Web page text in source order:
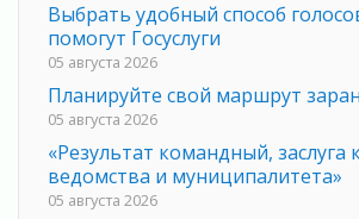
Выбрать удобный способ
помогут Госуслуги
05 августа 2026
Планируйте свой маршрут
05 августа 2026
«Результат командный, заслуга
ведомства и муниципалитета»
05 августа 2026